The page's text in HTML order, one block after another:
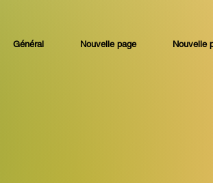
Général Nouvelle page Nouvelle